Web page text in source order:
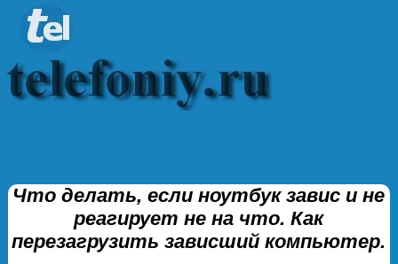
Что делать, если ноутбук завис и не
реагирует не на что. Как
перезагрузить зависший компьютер.